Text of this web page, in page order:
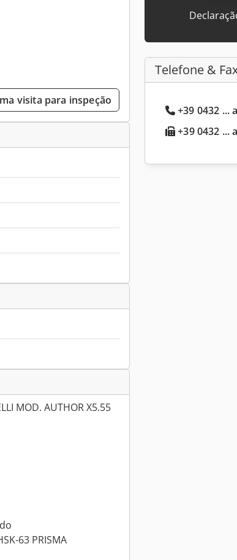
visita para inspeção
MOD. AUTHOR X5.55
63 PRISMA
Telefone &
+39 0432 ...
+39 0432 ...